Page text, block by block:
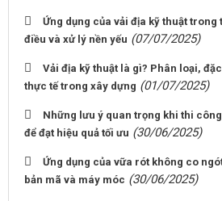
Ứng dụng của vải địa kỹ thuật
điều và xử lý nền yếu (07/07/2025)
Vải địa kỹ thuật là gì? Phân loại,
thực tế trong xây dựng (01/07/2025)
Những lưu ý quan trọng khi thi
để đạt hiệu quả tối ưu (30/06/2025)
Ứng dụng của vữa rót không co
bản mã và máy móc (30/06/2025)